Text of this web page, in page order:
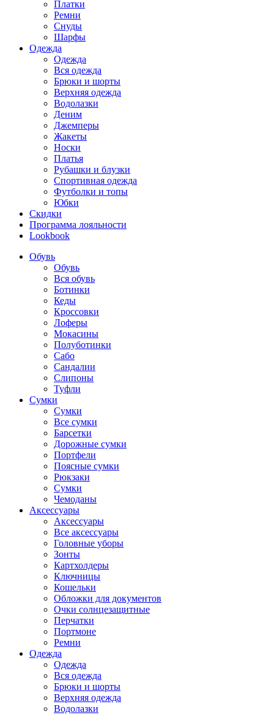
Платки
Ремни
Снуды
Шарфы
Одежда
Одежда
Вся одежда
Брюки и шорты
Верхняя одежда
Водолазки
Деним
Джемперы
Жакеты
Носки
Платья
Рубашки и блузки
Спортивная одежда
Футболки и топы
Юбки
Скидки
Программа лояльности
Lookbook
Обувь
Обувь
Вся обувь
Ботинки
Кеды
Кроссовки
Лоферы
Мокасины
Полуботинки
Сабо
Сандалии
Слипоны
Туфли
Сумки
Сумки
Все сумки
Барсетки
Дорожные сумки
Портфели
Поясные сумки
Рюкзаки
Сумки
Чемоданы
Аксессуары
Аксессуары
Все аксессуары
Головные уборы
Зонты
Картхолдеры
Ключницы
Кошельки
Обложки для документов
Очки солнцезащитные
Перчатки
Портмоне
Ремни
Одежда
Одежда
Вся одежда
Брюки и шорты
Верхняя одежда
Водолазки